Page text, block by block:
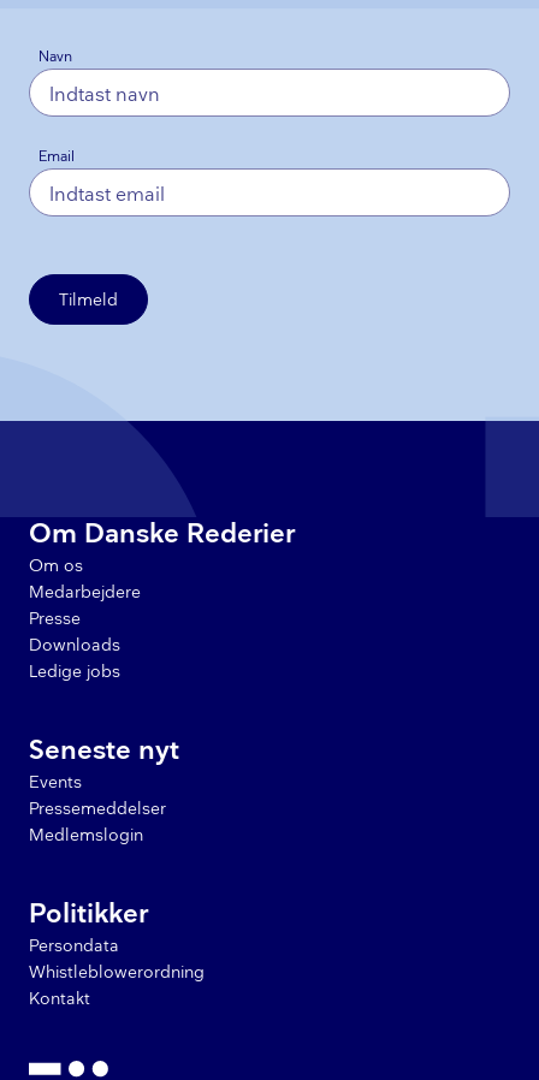
Navn
Email
Tilmeld
Om Danske Rederier
Om os
Medarbejdere
Presse
Downloads
Ledige jobs
Seneste nyt
Events
Pressemeddelser
Medlemslogin
Politikker
Persondata
Whistleblowerordning
Kontakt